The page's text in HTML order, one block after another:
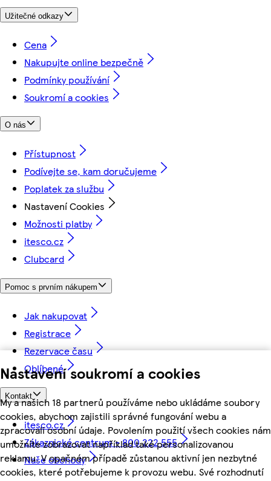
Nastavení soukromí a cookies
My a našich 18 partnerů používáme nebo ukládáme soubory
cookies, abychom zajistili správné fungování webu a
zpracovali osobní údaje. Povolením použití všech cookies nám
umožníte zobrazovat například také personalizovanou
reklamu. V opačném případě zůstanou aktivní jen nezbytné
cookies, které potřebujeme k provozu webu. Své rozhodnutí
Užitečné odkazy
Cena
Nakupujte online bezpečně
Podmínky používání
Soukromí a cookies
O nás
Přístupnost
Podívejte se, kam doručujeme
Poplatek za službu
Nastavení Cookies
Možnosti platby
itesco.cz
Clubcard
Pomoc s prvním nákupem
Jak nakupovat
Registrace
Rezervace času
Oblíbené
Kontakt
itesco.cz
Zákaznické centrum - 800 222 555
Naše obchody